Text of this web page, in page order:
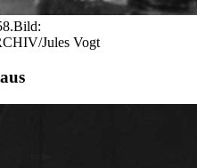
Bild:
Jules Vogt